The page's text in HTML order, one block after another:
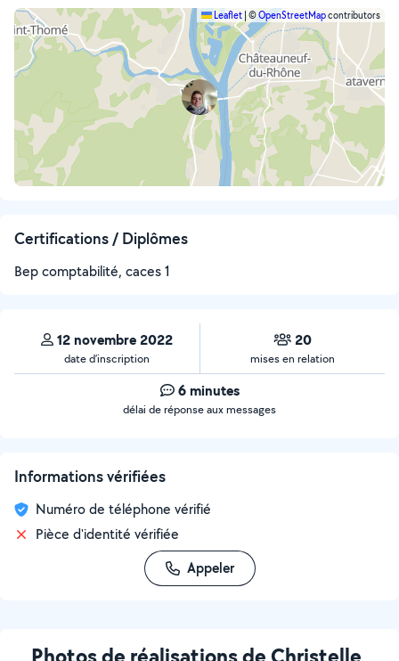
Leaflet| ©OpenStreetMapcontributors
Certifications / Diplômes
Bep comptabilité, caces 1
12 novembre 2022
date d’inscription
20
mises en relation
6 minutes
délai de réponse aux messages
Informations vérifiées
Numéro de téléphone vérifié
Pièce d'identité vérifiée
Appeler